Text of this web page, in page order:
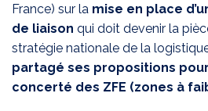
France) sur la mise en place
de liaison qui doit devenir la
stratégie nationale de la
partagé ses propositions
concerté des ZFE (zones à